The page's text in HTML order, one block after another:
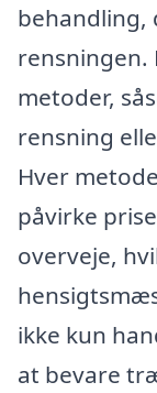
behandling,
rensningen.
metoder,
rensning
Hver
påvirke
overveje,
ikke kun
at bevare